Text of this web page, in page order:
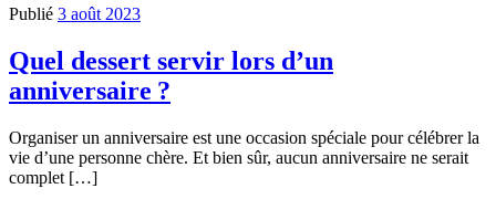
Publié 3 août 2023
Quel dessert servir lors d’un
anniversaire ?
Organiser un anniversaire est une occasion spéciale pour célébrer la
vie d’une personne chère. Et bien sûr, aucun anniversaire ne serait
complet […]